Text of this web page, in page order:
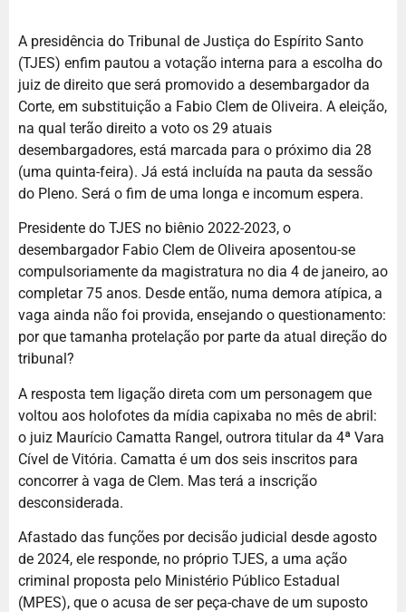
A presidência do Tribunal de Justiça do Espírito Santo
(TJES) enfim pautou a votação interna para a escolha do
juiz de direito que será promovido a desembargador da
Corte, em substituição a Fabio Clem de Oliveira. A eleição,
na qual terão direito a voto os 29 atuais
desembargadores, está marcada para o próximo dia 28
(uma quinta-feira). Já está incluída na pauta da sessão
do Pleno. Será o fim de uma longa e incomum espera.
Presidente do TJES no biênio 2022-2023, o
desembargador Fabio Clem de Oliveira aposentou-se
compulsoriamente da magistratura no dia 4 de janeiro, ao
completar 75 anos. Desde então, numa demora atípica, a
vaga ainda não foi provida, ensejando o questionamento:
por que tamanha protelação por parte da atual direção do
tribunal?
A resposta tem ligação direta com um personagem que
voltou aos holofotes da mídia capixaba no mês de abril:
o juiz Maurício Camatta Rangel, outrora titular da 4ª Vara
Cível de Vitória. Camatta é um dos seis inscritos para
concorrer à vaga de Clem. Mas terá a inscrição
desconsiderada.
Afastado das funções por decisão judicial desde agosto
de 2024, ele responde, no próprio TJES, a uma ação
criminal proposta pelo Ministério Público Estadual
(MPES), que o acusa de ser peça-chave de um suposto